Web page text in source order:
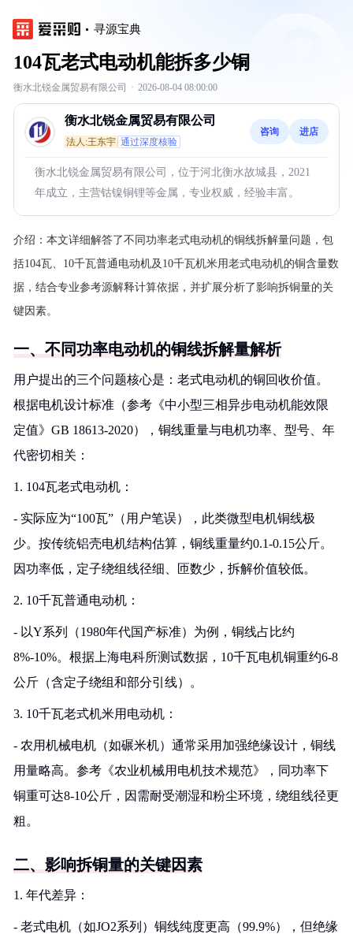
寻源宝典
104瓦老式电动机能拆多少铜
衡水北锐金属贸易有限公司 · 2026-08-04 08:00:00
衡水北锐金属贸易有限公司
法人:王东宇 通过深度核验
咨询 进店
衡水北锐金属贸易有限公司，位于河北衡水故城县，2021
年成立，主营钴镍铜锂等金属，专业权威，经验丰富。
介绍： 本文详细解答了不同功率老式电动机的铜线拆解量问题，包
括104瓦、10千瓦普通电动机及10千瓦机米用老式电动机的铜含量数
据，结合专业参考源解释计算依据，并扩展分析了影响拆铜量的关
键因素。
一、不同功率电动机的铜线拆解量解析
用户提出的三个问题核心是：老式电动机的铜回收价值。
根据电机设计标准（参考《中小型三相异步电动机能效限
定值》GB 18613-2020），铜线重量与电机功率、型号、年
代密切相关：
1. 104瓦老式电动机：
- 实际应为“100瓦”（用户笔误），此类微型电机铜线极
少。按传统铝壳电机结构估算，铜线重量约0.1-0.15公斤。
因功率低，定子绕组线径细、匝数少，拆解价值较低。
2. 10千瓦普通电动机：
- 以Y系列（1980年代国产标准）为例，铜线占比约
8%-10%。根据上海电科所测试数据，10千瓦电机铜重约6-8
公斤（含定子绕组和部分引线）。
3. 10千瓦老式机米用电动机：
- 农用机械电机（如碾米机）通常采用加强绝缘设计，铜线
用量略高。参考《农业机械用电机技术规范》，同功率下
铜重可达8-10公斤，因需耐受潮湿和粉尘环境，绕组线径更
粗。
二、影响拆铜量的关键因素
1. 年代差异：
- 老式电机（如JO2系列）铜线纯度更高（99.9%），但绝缘